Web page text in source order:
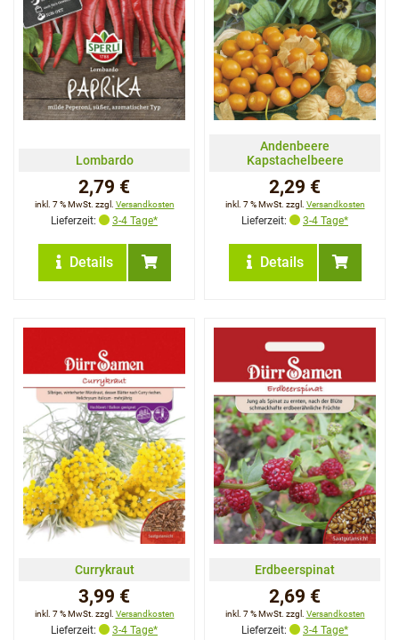
Lombardo
2,79 €
inkl. 7 % MwSt. zzgl. Versandkosten
Lieferzeit: 3-4 Tage*
Details
Andenbeere
Kapstachelbeere
2,29 €
inkl. 7 % MwSt. zzgl. Versandkosten
Lieferzeit: 3-4 Tage*
Details
Currykraut
3,99 €
inkl. 7 % MwSt. zzgl. Versandkosten
Lieferzeit: 3-4 Tage*
Erdbeerspinat
2,69 €
inkl. 7 % MwSt. zzgl. Versandkosten
Lieferzeit: 3-4 Tage*